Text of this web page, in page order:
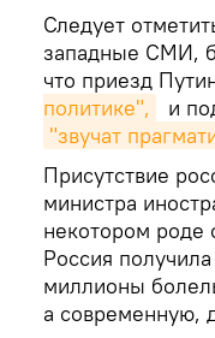
Следует
западные СМИ,
что приезд
политике",
и
"звучат
Присутствие
министра
некотором роде
Россия
миллионы
а современную,